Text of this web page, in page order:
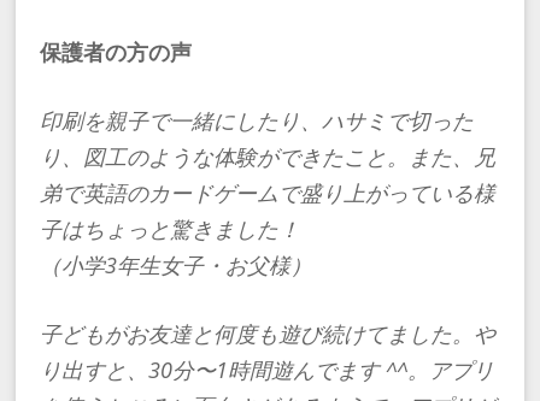
保護者の方の声
印刷を親子で一緒にしたり、ハサミで切った
り、図工のような体験ができたこと。また、兄
弟で英語のカードゲームで盛り上がっている様
子はちょっと驚きました！
（小学3年生女子・お父様）
​子どもがお友達と何度も遊び続けてました。や
り出すと、30分〜1時間遊んでます ^^。アプリ